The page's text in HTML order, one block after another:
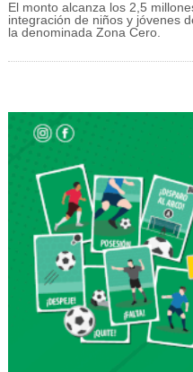
El monto alcanza los 2,5
integración de niños y jóvenes
la denominada Zona Cero.